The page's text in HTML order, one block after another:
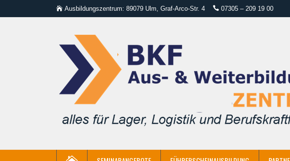
Ausbildungszentrum: 89079 Ulm, Graf-Arco-Str. 4 07305 – 209 19 00